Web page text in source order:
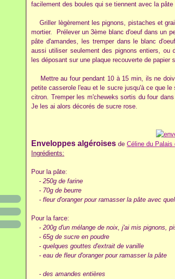
facilement des boules qui se tiennent avec la
Griller lègèrement les pignons, pistaches et
mortier. Prélever un 3ème blanc d'oeuf dans un
pâte d'amandes, les tremper dans le blanc
aussi utiliser seulement des pignons entiers, ou
les déposant sur une plaque recouverte de
Mettre au four pendant 10 à 15 min, ils ne
petite casserole l'eau et le sucre jusqu'à ce que
citron. Tremper les m'cheweks sortis du four
Je les ai alors décorés de sucre rose.
Enveloppes algéroises de Céline du Palais
Ingrédients:
Pour la pâte:
- 250g de farine
- 70g de beurre
- fleur d'oranger pour ramasser la pâte avec
Pour la farce:
- 200g d'un mélange de noix, j'ai mis pignons,
- 65g de sucre en poudre
- quelques gouttes d'extrait de vanille
- eau de fleur d'oranger pour ramasser la pâte
- des amandes entières